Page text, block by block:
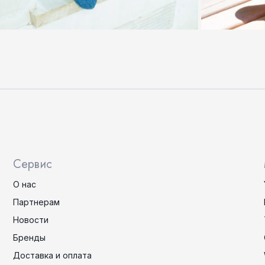
Сервис
О нас
Партнерам
Новости
Бренды
Доставка и оплата